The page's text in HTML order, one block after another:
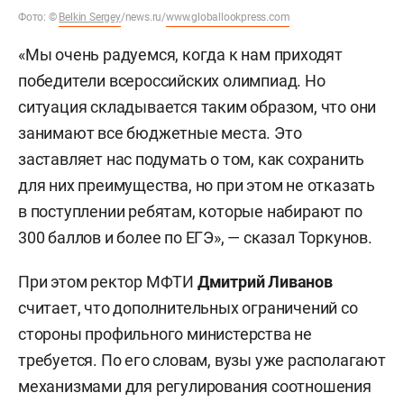
Фото: © Belkin Sergey/news.ru/www.globallookpress.com
«Мы очень радуемся, когда к нам приходят
победители всероссийских олимпиад. Но
ситуация складывается таким образом, что они
занимают все бюджетные места. Это
заставляет нас подумать о том, как сохранить
для них преимущества, но при этом не отказать
в поступлении ребятам, которые набирают по
300 баллов и более по ЕГЭ», — сказал Торкунов.
При этом ректор МФТИ Дмитрий Ливанов
считает, что дополнительных ограничений со
стороны профильного министерства не
требуется. По его словам, вузы уже располагают
механизмами для регулирования соотношения